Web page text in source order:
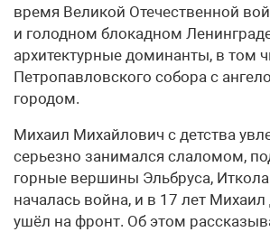
время Великой Отечественной
и голодном блокадном
архитектурные доминанты, в том
Петропавловского собора с
городом.
Михаил Михайлович с детства
серьезно занимался слаломом,
горные вершины Эльбруса,
началась война, и в 17 лет
ушёл на фронт. Об этом